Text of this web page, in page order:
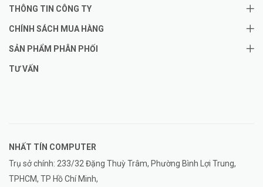
THÔNG TIN CÔNG TY
CHÍNH SÁCH MUA HÀNG
SẢN PHẨM PHÂN PHỐI
TƯ VẤN
NHẤT TÍN COMPUTER
Trụ sở chính: 233/32 Đặng Thuỳ Trâm, Phường Bình Lợi Trung,
TPHCM, TP Hồ Chí Minh,